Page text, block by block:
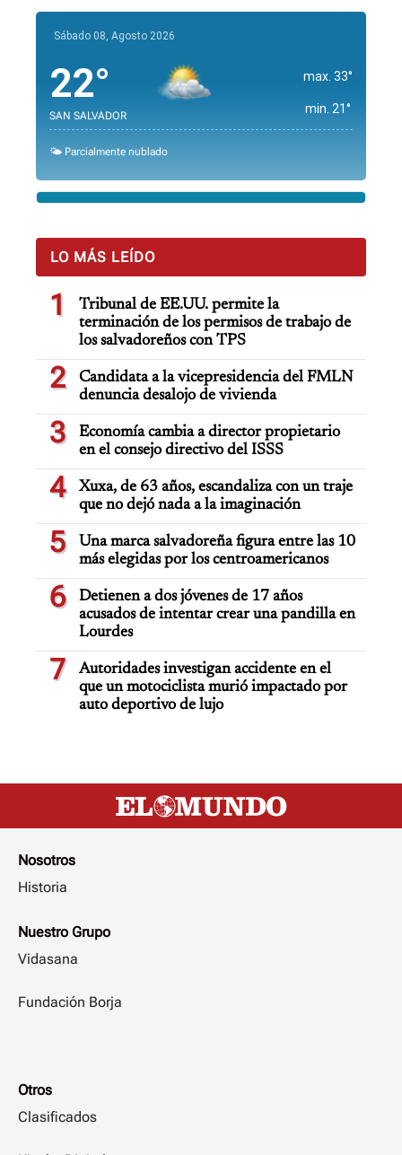
Sábado 08, Agosto 2026
22°
SAN SALVADOR
max. 33°
min. 21°
🌤️ Parcialmente nublado
LO MÁS LEÍDO
1
Tribunal de EE.UU. permite la
terminación de los permisos de trabajo de
los salvadoreños con TPS
2
Candidata a la vicepresidencia del FMLN
denuncia desalojo de vivienda
3
Economía cambia a director propietario
en el consejo directivo del ISSS
4
Xuxa, de 63 años, escandaliza con un traje
que no dejó nada a la imaginación
5
Una marca salvadoreña figura entre las 10
más elegidas por los centroamericanos
6
Detienen a dos jóvenes de 17 años
acusados de intentar crear una pandilla en
Lourdes
7
Autoridades investigan accidente en el
que un motociclista murió impactado por
auto deportivo de lujo
Nosotros
Historia
Nuestro Grupo
Vidasana
Fundación Borja
Otros
Clasificados